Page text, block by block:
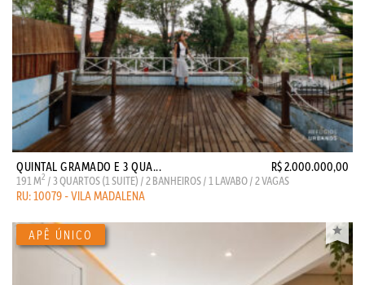
QUINTAL GRAMADO E 3 QUA... R$ 2.000.000,00
191 M2 / 3 QUARTOS (1 SUITE) / 2 BANHEIROS / 1 LAVABO / 2 VAGAS
RU: 10079 - VILA MADALENA